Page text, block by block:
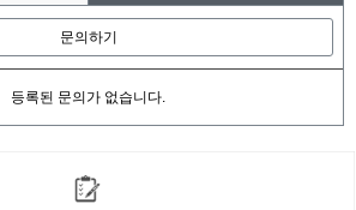
문의하기
등록된 문의가 없습니다.